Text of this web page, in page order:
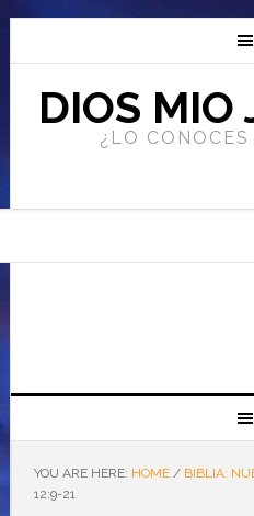
DIOS MIO
¿LO
YOU ARE HERE: HOME / BIBLIA:
12:9-21